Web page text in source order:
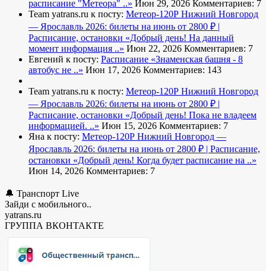
расписание "Метеора" ..» Июн 29, 2026 Комментариев: 7
Team yatrans.ru к посту: Метеор-120Р Нижний Новгород
— Ярославль 2026: билеты на июнь от 2800 ₽ |
Расписание, остановки «Добрый день! На данный
момент информация ..» Июн 22, 2026 Комментариев: 7
Евгений к посту: Расписание «Знаменская башня - 8
автобус не ..» Июн 17, 2026 Комментариев: 143
Team yatrans.ru к посту: Метеор-120Р Нижний Новгород
— Ярославль 2026: билеты на июнь от 2800 ₽ |
Расписание, остановки «Добрый день! Пока не владеем
информацией. ..» Июн 15, 2026 Комментариев: 7
Яна к посту: Метеор-120Р Нижний Новгород —
Ярославль 2026: билеты на июнь от 2800 ₽ | Расписание,
остановки «Добрый день! Когда будет расписание на ..»
Июн 14, 2026 Комментариев: 7
🔔 Транспорт Live
Зайди с мобильного..
yatrans.ru
ГРУППА ВКОНТАКТЕ